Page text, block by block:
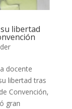
libertad
docente
libertad tras
Convención,
gran